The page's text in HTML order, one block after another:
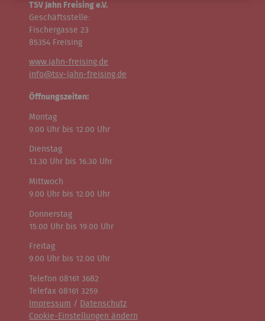
TSV Jahn Freising e.V.
Geschäftsstelle:
Fischergasse 23
85354 Freising
www.jahn-freising.de
info@tsv-jahn-freising.de
Öffnungszeiten:
Montag
9.00 Uhr bis 12.00 Uhr
Dienstag
13.30 Uhr bis 16.30 Uhr
Mittwoch
9.00 Uhr bis 12.00 Uhr
Donnerstag
15.00 Uhr bis 19.00 Uhr
Freitag
9.00 Uhr bis 12.00 Uhr
Telefon 08161 3682
Telefax 08161 3259
Impressum / Datenschutz
Cookie-Einstellungen ändern